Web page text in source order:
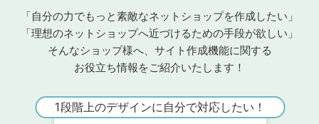
「自分の力でもっと素敵なネットショップを作成したい」
「理想のネットショップへ近づけるための手段が欲しい」
そんなショップ様へ、サイト作成機能に関する
お役立ち情報をご紹介いたします！
1段階上のデザインに自分で対応したい！